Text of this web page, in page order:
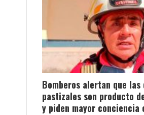
Bomberos alertan que las
pastizales son producto
y piden mayor conciencia